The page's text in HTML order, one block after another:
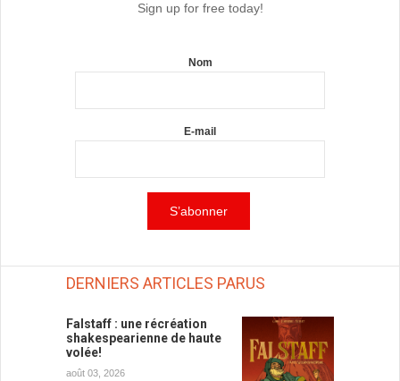
Sign up for free today!
Nom
E-mail
DERNIERS ARTICLES PARUS
Falstaff : une récréation
shakespearienne de haute
volée!
août 03, 2026